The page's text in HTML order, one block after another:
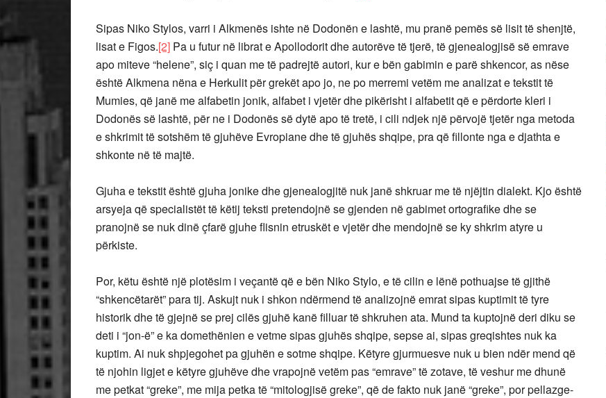
Sipas Niko Stylos, varri i Alkmenës ishte në Dodonën e lashtë, mu pranë pemës së lisit të shenjtë,
lisat e Figos.[2] Pa u futur në librat e Apollodorit dhe autorëve të tjerë, të gjenealogjisë së emrave
apo miteve “helene”, siç i quan me të padrejtë autori, kur e bën gabimin e parë shkencor, as nëse
është Alkmena nëna e Herkulit për grekët apo jo, ne po merremi vetëm me analizat e tekstit të
Mumies, që janë me alfabetin jonik, alfabet i vjetër dhe pikërisht i alfabetit që e përdorte kleri i
Dodonës së lashtë, për ne i Dodonës së dytë apo të tretë, i cili ndjek një përvojë tjetër nga metoda
e shkrimit të sotshëm të gjuhëve Evropiane dhe të gjuhës shqipe, pra që fillonte nga e djathta e
shkonte në të majtë.
Gjuha e tekstit është gjuha jonike dhe gjenealogjitë nuk janë shkruar me të njëjtin dialekt. Kjo është
arsyeja që specialistët të këtij teksti pretendojnë se gjenden në gabimet ortografike dhe se
pranojnë se nuk dinë çfarë gjuhe flisnin etruskët e vjetër dhe mendojnë se ky shkrim atyre u
përkiste.
Por, këtu është një plotësim i veçantë që e bën Niko Stylo, e të cilin e lënë pothuajse të gjithë
“shkencëtarët” para tij. Askujt nuk i shkon ndërmend të analizojnë emrat sipas kuptimit të tyre
historik dhe të gjejnë se prej cilës gjuhë kanë filluar të shkruhen ata. Mund ta kuptojnë deri diku se
deti i “jon-ë” e ka domethënien e vetme sipas gjuhës shqipe, sepse ai, sipas greqishtes nuk ka
kuptim. Ai nuk shpjegohet pa gjuhën e sotme shqipe. Këtyre gjurmuesve nuk u bien ndër mend që
të njohin ligjet e këtyre gjuhëve dhe vrapojnë vetëm pas “emrave” të zotave, të veshur me dhunë
me petkat “greke”, me mija petka të “mitologjisë greke”, që de fakto nuk janë “greke”, por pellazge-